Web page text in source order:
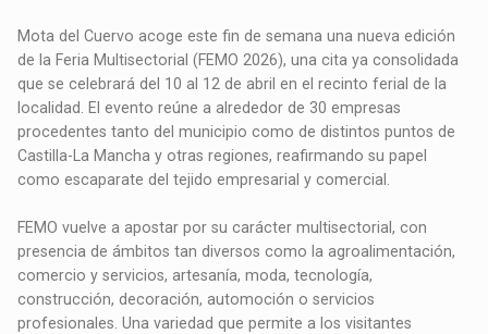
Mota del Cuervo acoge este fin de semana una nueva edición
de la Feria Multisectorial (FEMO 2026), una cita ya consolidada
que se celebrará del 10 al 12 de abril en el recinto ferial de la
localidad. El evento reúne a alrededor de 30 empresas
procedentes tanto del municipio como de distintos puntos de
Castilla-La Mancha y otras regiones, reafirmando su papel
como escaparate del tejido empresarial y comercial.
FEMO vuelve a apostar por su carácter multisectorial, con
presencia de ámbitos tan diversos como la agroalimentación,
comercio y servicios, artesanía, moda, tecnología,
construcción, decoración, automoción o servicios
profesionales. Una variedad que permite a los visitantes